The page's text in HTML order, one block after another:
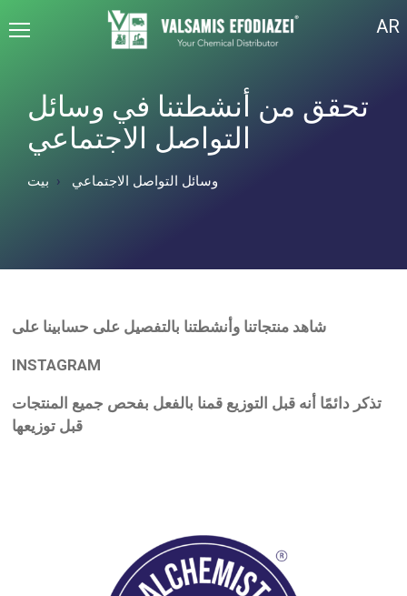
AR
تحقق من أنشطتنا في وسائل
التواصل الاجتماعي
بيت وسائل التواصل الاجتماعي
شاهد منتجاتنا وأنشطتنا بالتفصيل على حسابينا على
INSTAGRAM
تذكر دائمًا أنه قبل التوزيع قمنا بالفعل بفحص جميع المنتجات
قبل توزيعها